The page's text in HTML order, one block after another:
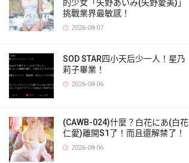
的少女「矢野あいみ(矢野愛美)」
挑戰業界最敏感！
2026-08-07
SOD STAR四小天后少一人！星乃
莉子畢業！
2026-08-06
(CAWB-024)什麼？白花にあ(白花
仁愛)離開S1了！而且還解禁了！
2026-08-06